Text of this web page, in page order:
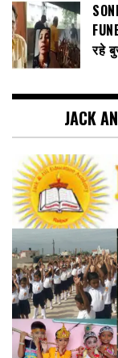
रहे
JACK